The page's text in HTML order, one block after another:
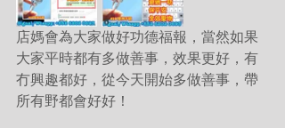
店媽會為大家做好功德福報，當然如果
大家平時都有多做善事，效果更好，有
冇興趣都好，從今天開始多做善事，帶
所有野都會好好！